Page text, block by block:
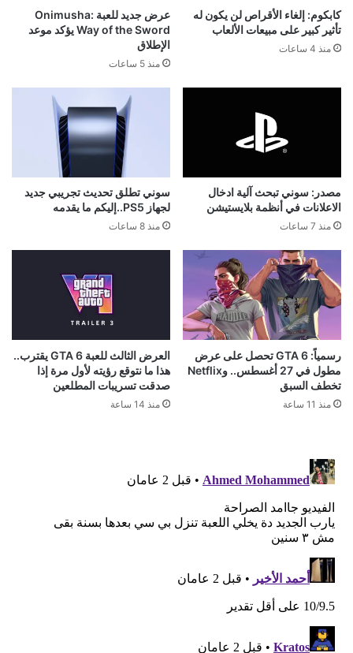
كابكوم: إلغاء الأقراص لن يكون له
تأثير كبير على مبيعات الألعاب
منذ 4 ساعات
عرض جديد للعبة Onimusha:
Way of the Sword يؤكد موعد
الإطلاق
منذ 5 ساعات
مصدر: سوني تبحث آلية ادخال
الاعلانات في أنظمة بلايستيشن
منذ 7 ساعات
سوني تطلق تحديث تجريبي جديد
لجهاز PS5..إليكم ما يقدمه
منذ 8 ساعات
رسمياً: GTA 6 تحصل على عرض
مطول في 27 أغسطس.. وNetflix
تخطف السبق
منذ 11 ساعة
العرض الثالث للعبة GTA 6 يقترب..
هذا ما نتوقع رؤيته لأول مرة إذا
صدقت تسريبات المطلعين
منذ 14 ساعة